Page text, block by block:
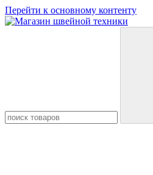
Перейти к основному контенту